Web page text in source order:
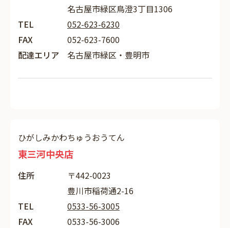
名古屋市緑区鳥澄3丁目1306
TEL
052-623-6230
FAX
052-623-7600
配達エリア
名古屋市緑区・豊明市
ひがしみかわちゅうおうてん
東三河中央店
住所
〒442-0023
豊川市稲荷通2-16
TEL
0533-56-3005
FAX
0533-56-3006